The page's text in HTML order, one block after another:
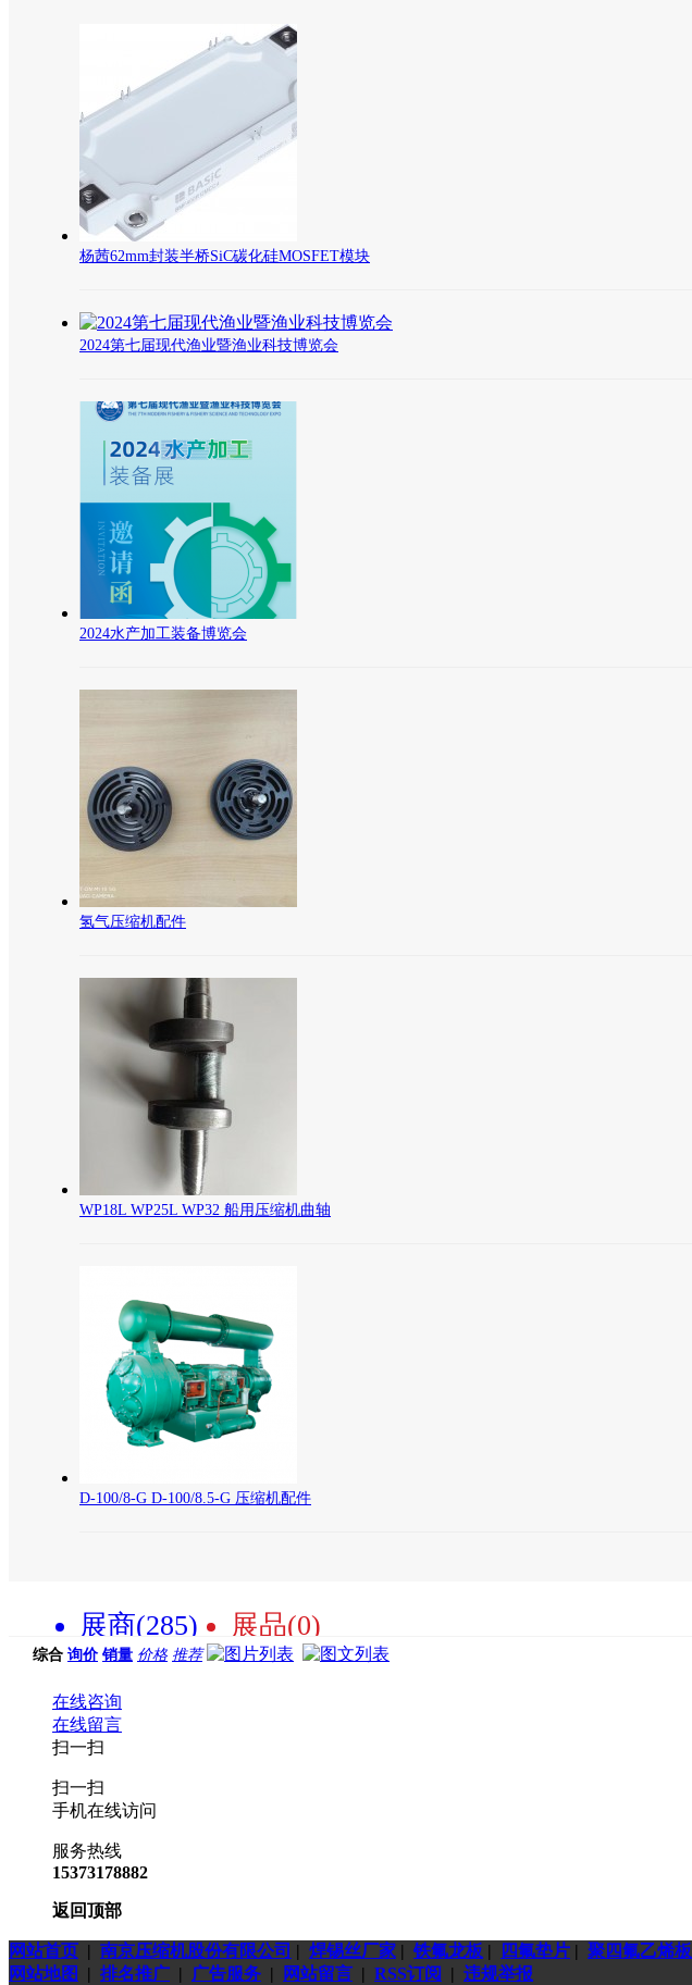
杨茜62mm封装半桥SiC碳化硅MOSFET模块
2024第七届现代渔业暨渔业科技博览会
2024水产加工装备博览会
氢气压缩机配件
WP18L WP25L WP32 船用压缩机曲轴
D-100/8-G D-100/8.5-G 压缩机配件
展商(285) 展品(0)
综合 询价 销量 价格 推荐
在线咨询
在线留言
扫一扫
扫一扫
手机在线访问
服务热线
15373178882
返回顶部
网站首页 | 南京压缩机股份有限公司 | 焊锡丝厂家 | 铁氟龙板 | 四氟垫片 | 聚四氟乙烯板
网站地图
| 排名推广 | 广告服务 | 网站留言 | RSS订阅 | 违规举报